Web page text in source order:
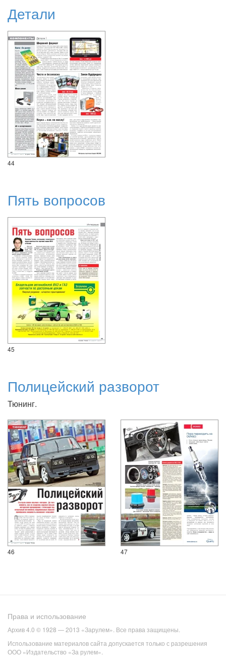
Детали
44
Пять вопросов
45
Полицейский разворот
Тюнинг.
46 47
Права и использование
Архив 4.0 © 1928 — 2013 «Зарулем». Все права защищены.
Использование материалов сайта допускается только с разрешения
ООО «Издательство «За рулем».